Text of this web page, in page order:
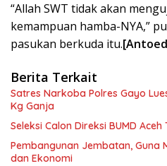
“Allah SWT tidak akan
kemampuan hamba-NYA,”
pasukan berkuda itu.
Berita Terkait
Satres Narkoba Polres Gayo
Kg Ganja
Seleksi Calon Direksi BUMD Aceh
Pembangunan Jembatan, Guna
dan Ekonomi